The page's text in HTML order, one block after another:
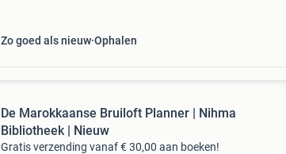
Zo goed als nieuw Ophalen
De Marokkaanse Bruiloft Planner | Nihma
Bibliotheek | Nieuw
Gratis verzending vanaf € 30,00 aan boeken!